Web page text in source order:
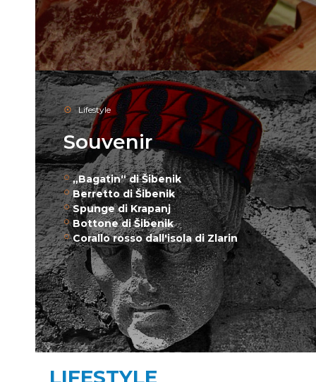
Lifestyle
Souvenir
„Bagatin“ di Šibenik
Berretto di Šibenik
Spunge di Krapanj
Bottone di Šibenik
Corallo rosso dall'isola di Zlarin